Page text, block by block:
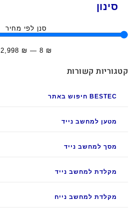
סינון
סנן לפי מחיר
₪
8
—
₪
2,998
קטגוריות קשורות
BESTEC חיפוש באתר
מטען למחשב נייד
מסך למחשב נייד
מקלדת למחשב נייד
מקלדת למחשב נייח